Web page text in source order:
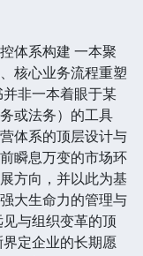
体系构建 一本聚
核心业务流程重塑
非一本着眼于某
或法务）的工具
体系的顶层设计与
瞬息万变的市场环
方向，并以此为基
大生命力的管理与
与组织变革的顶
定企业的长期愿